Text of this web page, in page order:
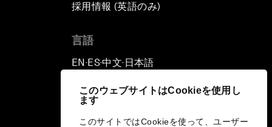
このウェブサイトはCookieを使用し
ます
このサイトではCookieを使って、ユーザー
採用情報 (英語のみ)
言語
EN ▪ ES▪中文▪ 日本語